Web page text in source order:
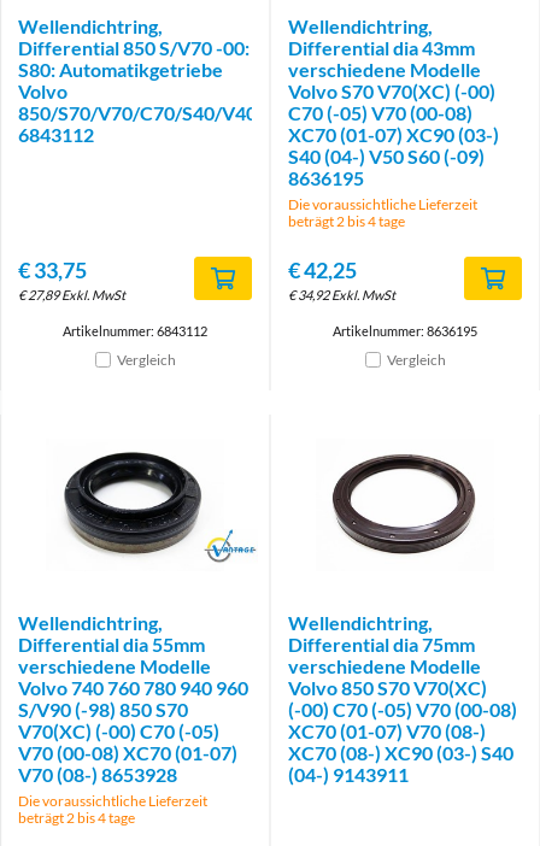
Wellendichtring,
Differential 850 S/V70 -00:
S80: Automatikgetriebe
Volvo
850/S70/V70/C70/S40/V40/S60/S80/V50/XC70/XC90
6843112
€33,75
€27,89 Exkl. MwSt
Artikelnummer: 6843112
Vergleich
Wellendichtring,
Differential dia 43mm
verschiedene Modelle
Volvo S70 V70(XC) (-00)
C70 (-05) V70 (00-08)
XC70 (01-07) XC90 (03-)
S40 (04-) V50 S60 (-09)
8636195
Die voraussichtliche Lieferzeit
beträgt 2 bis 4 tage
€42,25
€34,92 Exkl. MwSt
Artikelnummer: 8636195
Vergleich
Brand
Wellendichtring,
Differential dia 55mm
verschiedene Modelle
Volvo 740 760 780 940 960
S/V90 (-98) 850 S70
V70(XC) (-00) C70 (-05)
V70 (00-08) XC70 (01-07)
V70 (08-) 8653928
Die voraussichtliche Lieferzeit
beträgt 2 bis 4 tage
Wellendichtring,
Differential dia 75mm
verschiedene Modelle
Volvo 850 S70 V70(XC)
(-00) C70 (-05) V70 (00-08)
XC70 (01-07) V70 (08-)
XC70 (08-) XC90 (03-) S40
(04-) 9143911